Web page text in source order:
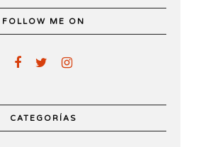
FOLLOW ME ON
CATEGORÍAS